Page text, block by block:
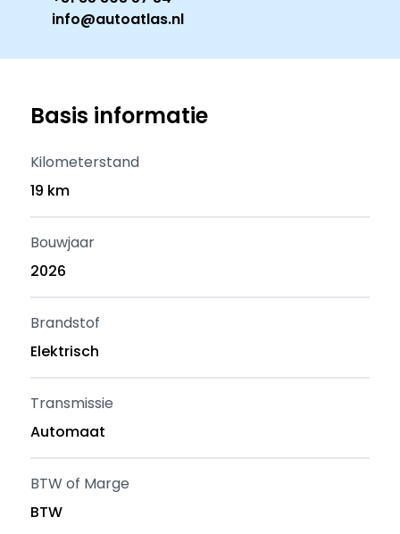
info@autoatlas.nl
Basis informatie
Kilometerstand
19 km
Bouwjaar
2026
Brandstof
Elektrisch
Transmissie
Automaat
BTW of Marge
BTW